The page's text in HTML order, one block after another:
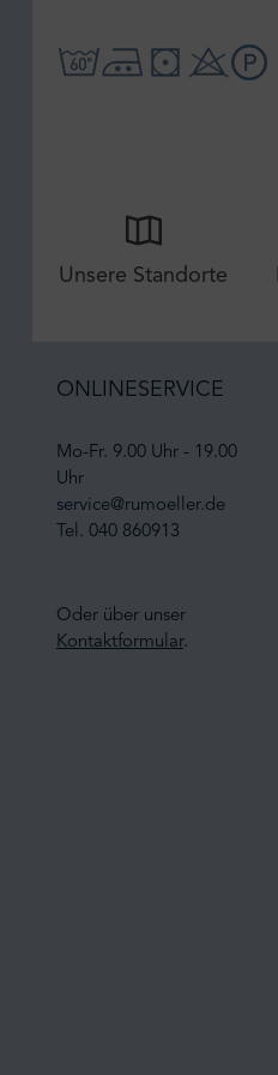
Unsere Standorte
ONLINESERVICE
Mo-Fr. 9.00 Uhr - 19.00
Uhr
service@rumoeller.de
Tel. 040 860913
Oder über unser
Kontaktformular.